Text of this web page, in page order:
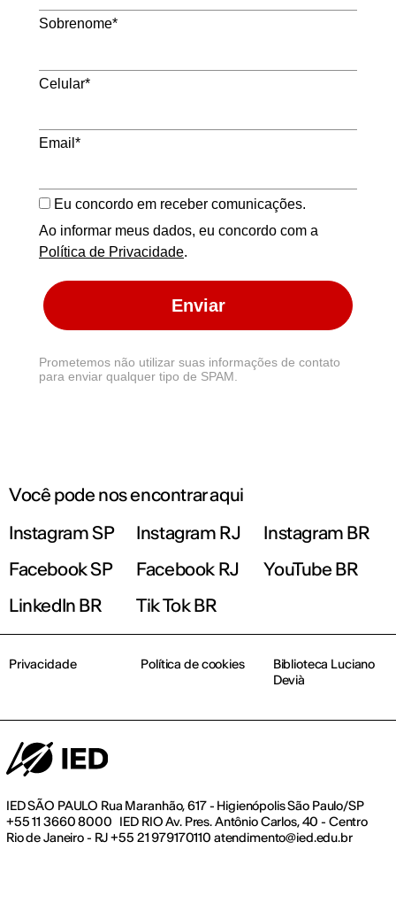
Sobrenome*
Celular*
Email*
Eu concordo em receber comunicações.
Ao informar meus dados, eu concordo com a
Política de Privacidade.
Enviar
Prometemos não utilizar suas informações de contato
para enviar qualquer tipo de SPAM.
Você pode nos encontrar aqui
Instagram SP
Instagram RJ
Instagram BR
Facebook SP
Facebook RJ
YouTube BR
LinkedIn BR
Tik Tok BR
IED SÃO PAULO Rua Maranhão, 617 - Higienópolis São Paulo/SP
+55 11 3660 8000 IED RIO Av. Pres. Antônio Carlos, 40 - Centro
Rio de Janeiro - RJ +55 21 979170110 atendimento@ied.edu.br
Privacidade Política de cookies
Biblioteca Luciano
Devià